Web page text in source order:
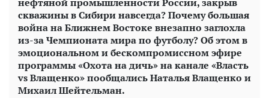
скважины в Сибири навсегда? Почему большая
война на Ближнем Востоке внезапно заглохла
из-за Чемпионата мира по футболу? Об этом в
эмоциональном и бескомпромиссном эфире
программы «Охота на дичь» на канале «Власть
vs Влащенко» пообщались Наталья Влащенко и
Михаил Шейтельман.